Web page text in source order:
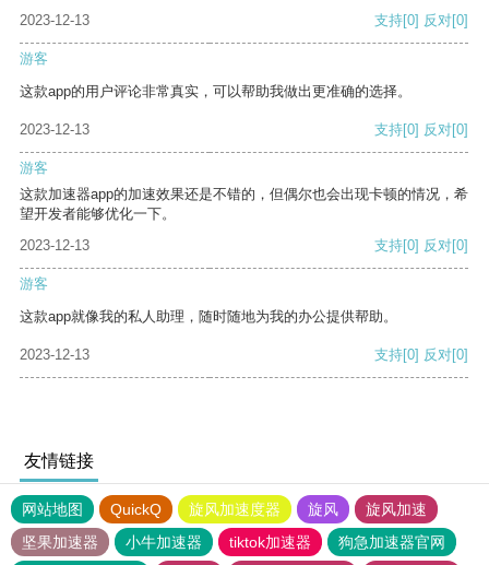
2023-12-13
支持[0] 反对[0]
游客
这款app的用户评论非常真实，可以帮助我做出更准确的选择。
2023-12-13 支持[0] 反对[0]
游客
这款加速器app的加速效果还是不错的，但偶尔也会出现卡顿的情况，希
望开发者能够优化一下。
2023-12-13
支持[0] 反对[0]
游客
这款app就像我的私人助理，随时随地为我的办公提供帮助。
2023-12-13 支持[0] 反对[0]
友情链接
网站地图 QuickQ 旋风加速度器 旋风
旋风加速
坚果加速器
小牛加速器 tiktok加速器
狗急加速器官网